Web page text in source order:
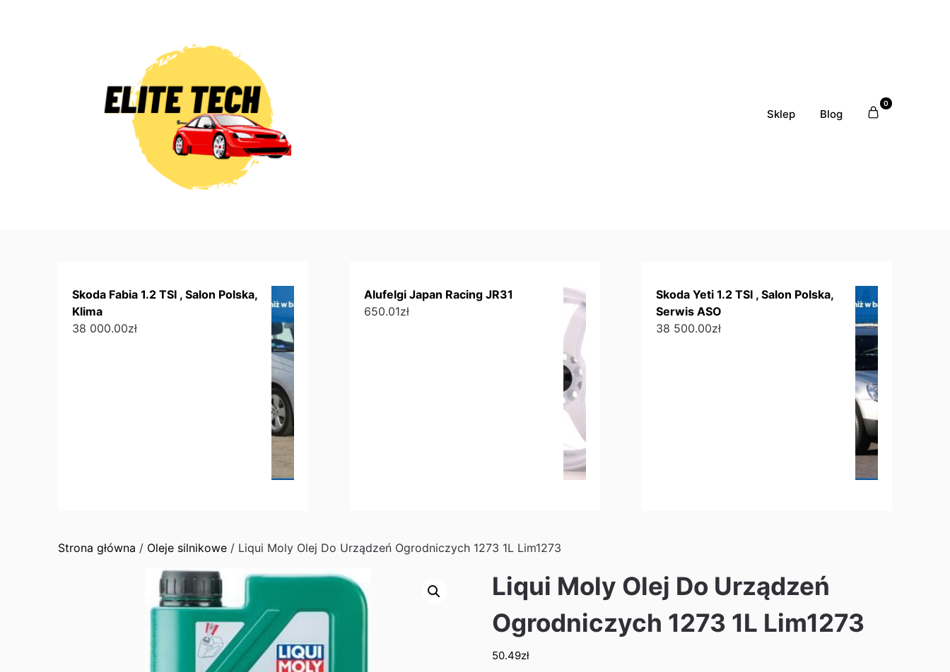
Sklep Blog
0
Skoda Fabia 1.2 TSI , Salon Polska,
Klima
38 000.00zł
Alufelgi Japan Racing JR31
650.01zł
Skoda Yeti 1.2 TSI , Salon Polska,
Serwis ASO
38 500.00zł
Strona główna / Oleje silnikowe / Liqui Moly Olej Do Urządzeń Ogrodniczych 1273 1L Lim1273
Liqui Moly Olej Do Urządzeń
Ogrodniczych 1273 1L Lim1273
50.49zł